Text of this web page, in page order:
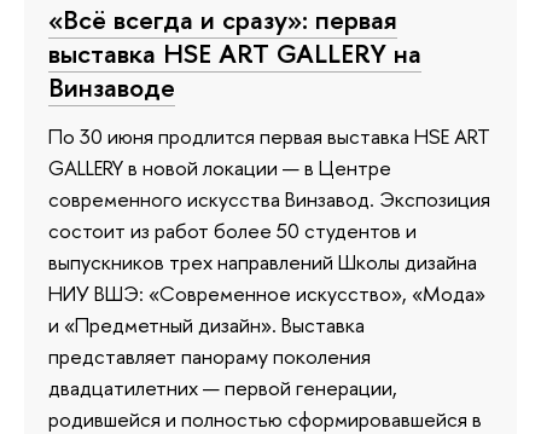
«Всё всегда и сразу»: первая
выставка HSE ART GALLERY на
Винзаводе
По 30 июня продлится первая выставка HSE ART
GALLERY в новой локации — в Центре
современного искусства Винзавод. Экспозиция
состоит из работ более 50 студентов и
выпускников трех направлений Школы дизайна
НИУ ВШЭ: «Современное искусство», «Мода»
и «Предметный дизайн». Выставка
представляет панораму поколения
двадцатилетних — первой генерации,
родившейся и полностью сформировавшейся в